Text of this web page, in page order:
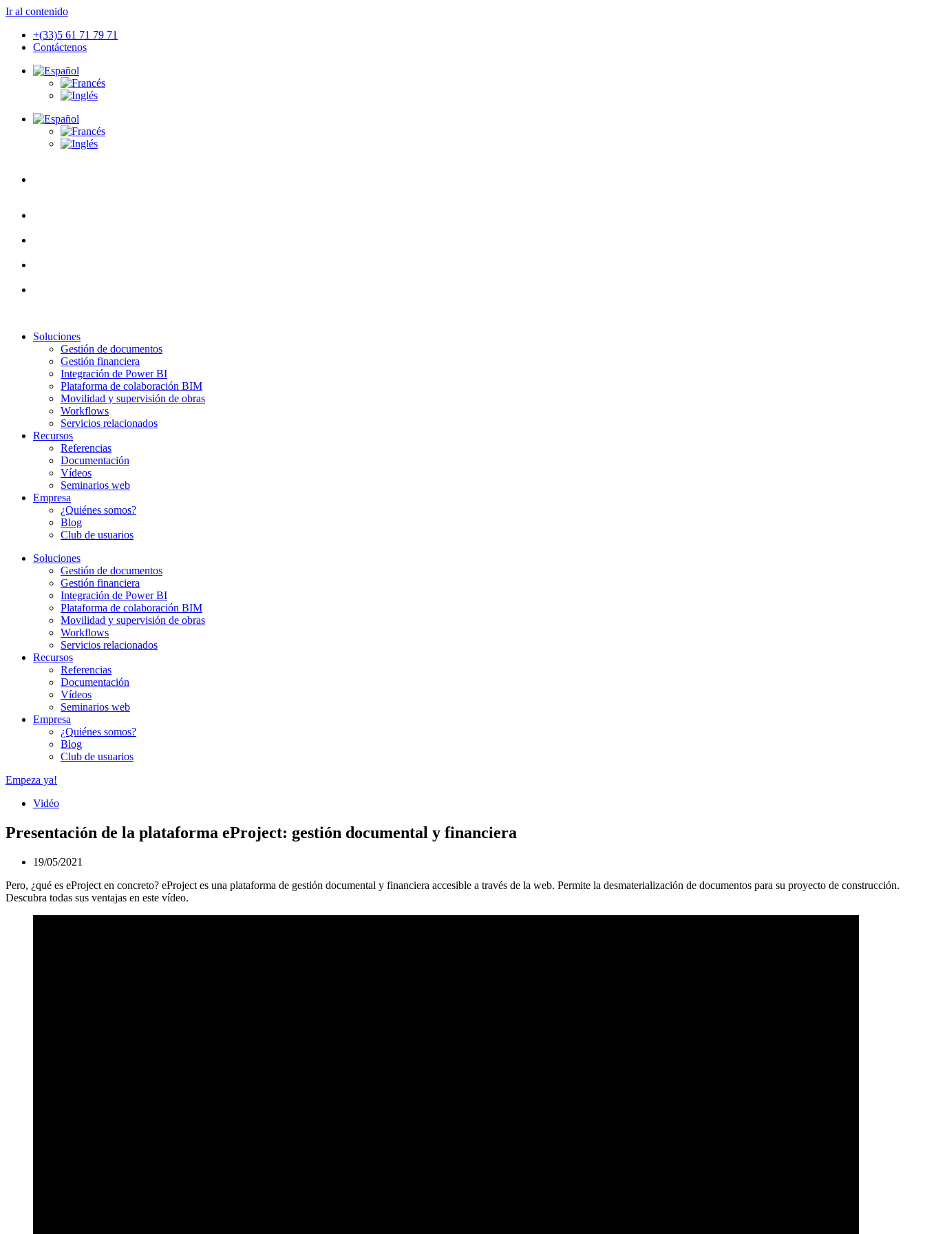
Ir al contenido
+(33)5 61 71 79 71
Contáctenos
Soluciones
Gestión de documentos
Gestión financiera
Integración de Power BI
Plataforma de colaboración BIM
Movilidad y supervisión de obras
Workflows
Servicios relacionados
Recursos
Referencias
Documentación
Vídeos
Seminarios web
Empresa
¿Quiénes somos?
Blog
Club de usuarios
Soluciones
Gestión de documentos
Gestión financiera
Integración de Power BI
Plataforma de colaboración BIM
Movilidad y supervisión de obras
Workflows
Servicios relacionados
Recursos
Referencias
Documentación
Vídeos
Seminarios web
Empresa
¿Quiénes somos?
Blog
Club de usuarios
Empeza ya!
Vidéo
Presentación de la plataforma eProject: gestión documental y financiera
19/05/2021
Pero, ¿qué es eProject en concreto? eProject es una plataforma de gestión documental y financiera accesible a través de la web. Permite la desmaterialización de documentos para su proyecto de construcción.
Descubra todas sus ventajas en este vídeo.